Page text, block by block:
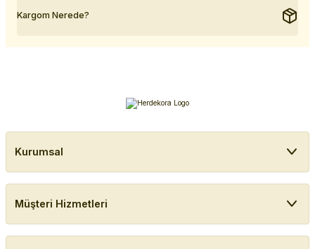
Kargom Nerede?
Kurumsal
Müşteri Hizmetleri